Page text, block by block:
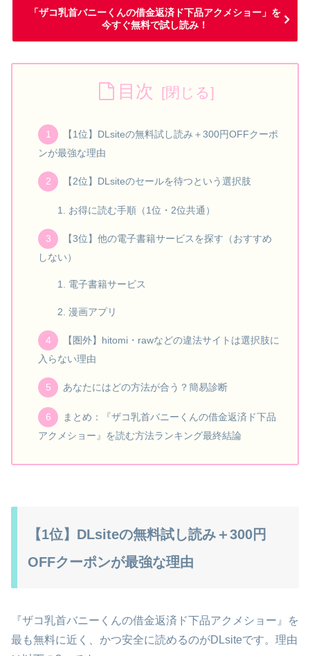
「ザコ乳首バニーくんの借金返済ド下品アクメショー」を
今すぐ無料で試し読み！
目次
【1位】DLsiteの無料試し読み＋300円OFFクーポ
ンが最強な理由
【2位】DLsiteのセールを待つという選択肢
お得に読む手順（1位・2位共通）
【3位】他の電子書籍サービスを探す（おすすめ
しない）
電子書籍サービス
漫画アプリ
【圏外】hitomi・rawなどの違法サイトは選択肢に
入らない理由
あなたにはどの方法が合う？簡易診断
まとめ：『ザコ乳首バニーくんの借金返済ド下品
アクメショー』を読む方法ランキング最終結論
【1位】DLsiteの無料試し読み＋300円
OFFクーポンが最強な理由
『ザコ乳首バニーくんの借金返済ド下品アクメショー』を
最も無料に近く、かつ安全に読めるのがDLsiteです。理由